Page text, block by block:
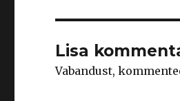
Lisa
Vabandust,